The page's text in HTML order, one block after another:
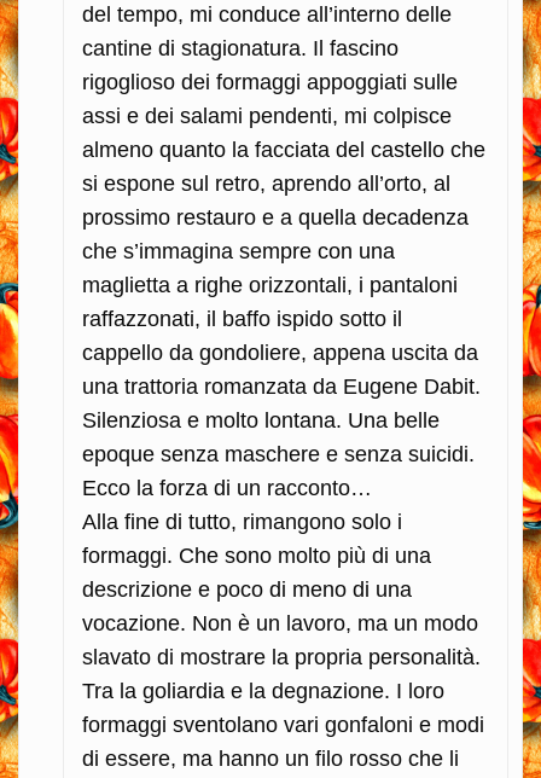
del tempo, mi conduce all’interno delle
cantine di stagionatura. Il fascino
rigoglioso dei formaggi appoggiati sulle
assi e dei salami pendenti, mi colpisce
almeno quanto la facciata del castello che
si espone sul retro, aprendo all’orto, al
prossimo restauro e a quella decadenza
che s’immagina sempre con una
maglietta a righe orizzontali, i pantaloni
raffazzonati, il baffo ispido sotto il
cappello da gondoliere, appena uscita da
una trattoria romanzata da Eugene Dabit.
Silenziosa e molto lontana. Una belle
epoque senza maschere e senza suicidi.
Ecco la forza di un racconto…
Alla fine di tutto, rimangono solo i
formaggi. Che sono molto più di una
descrizione e poco di meno di una
vocazione. Non è un lavoro, ma un modo
slavato di mostrare la propria personalità.
Tra la goliardia e la degnazione. I loro
formaggi sventolano vari gonfaloni e modi
di essere, ma hanno un filo rosso che li